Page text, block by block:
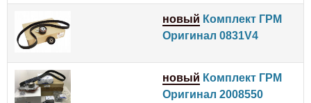
новый Комплект ГРМ
Оригинал 0831V4
новый Комплект ГРМ
Оригинал 2008550